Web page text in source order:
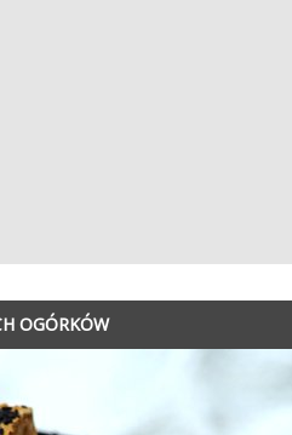
OGÓRKÓW